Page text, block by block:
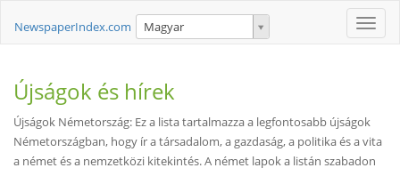
Toggle
NewspaperIndex.com Magyar
Újságok és hírek
Újságok Németország: Ez a lista tartalmazza a legfontosabb újságok
Németországban, hogy ír a társadalom, a gazdaság, a politika és a vita
a német és a nemzetközi kitekintés. A német lapok a listán szabadon